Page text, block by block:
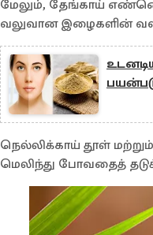
மேலும், தேங்காய்
வலுவான இழைகளின்
நெல்லிக்காய் தூள்
மெலிந்து போவதைத்